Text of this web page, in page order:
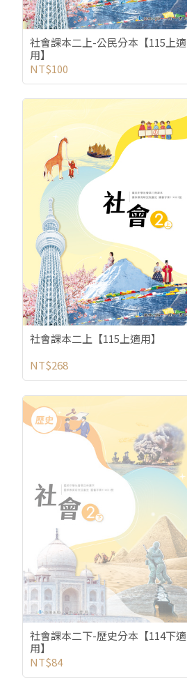
社會課本二上-公民分本【115上適
用】
NT$100
社會課本二上【115上適用】
NT$268
社會課本二下-歷史分本【114下適
用】
NT$84